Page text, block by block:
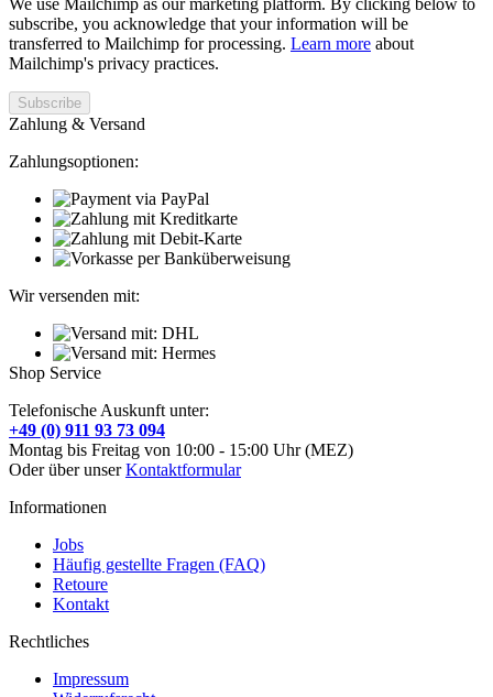
subscribe, you acknowledge that your information will be
transferred to Mailchimp for processing. Learn more about
Mailchimp's privacy practices.
Zahlung & Versand
Zahlungsoptionen:
Wir versenden mit:
Shop Service
Telefonische Auskunft unter:
+49 (0) 911 93 73 094
Montag bis Freitag von 10:00 - 15:00 Uhr (MEZ)
Oder über unserKontaktformular
Informationen
Jobs
Häufig gestellte Fragen (FAQ)
Retoure
Kontakt
Rechtliches
Impressum